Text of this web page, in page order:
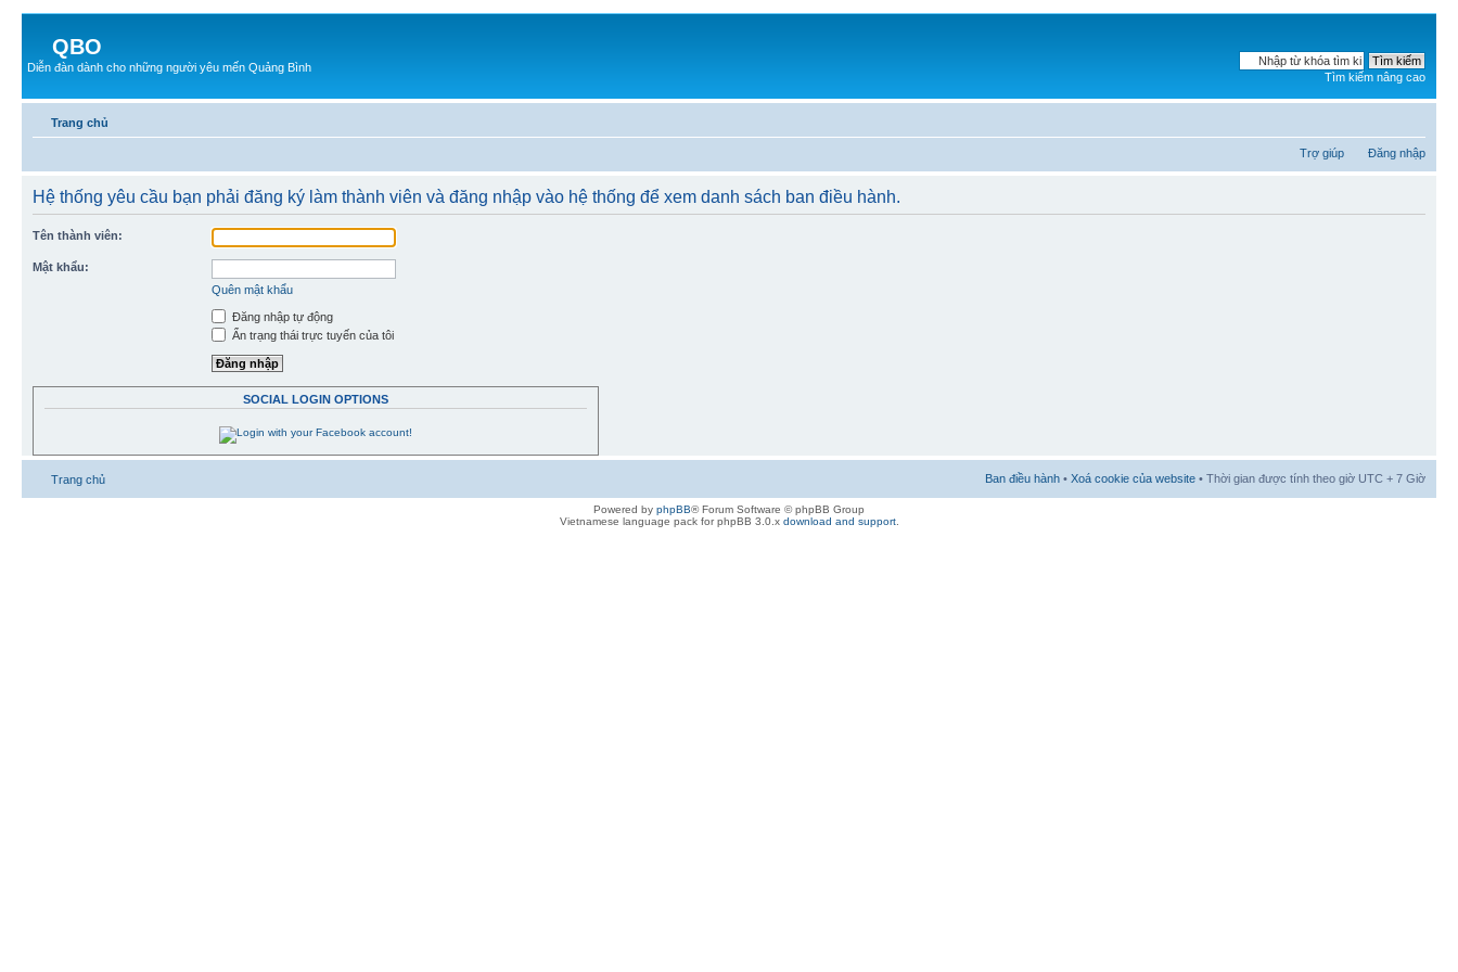
QBO
Diễn đàn dành cho những người yêu mến Quảng Bình
Tìm kiếm nâng cao
Trang chủ
Trợ giúp Đăng nhập
Hệ thống yêu cầu bạn phải đăng ký làm thành viên và đăng nhập vào hệ thống để xem danh sách ban điều hành.
Tên thành viên:
Mật khẩu:
Quên mật khẩu
Đăng nhập tự động
Ẩn trạng thái trực tuyến của tôi
SOCIAL LOGIN OPTIONS
Trang chủ Ban điều hành • Xoá cookie của website • Thời gian được tính theo giờ UTC + 7 Giờ
Powered by phpBB® Forum Software © phpBB Group
Vietnamese language pack for phpBB 3.0.x download and support.